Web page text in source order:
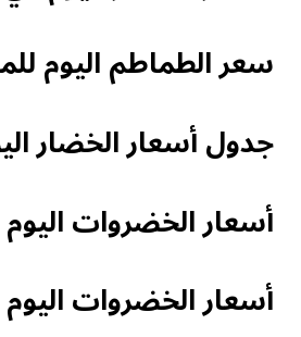
سعر الطماطم اليوم
جدول أسعار الخضار اليوم
أسعار الخضروات
أسعار الخضروات اليوم